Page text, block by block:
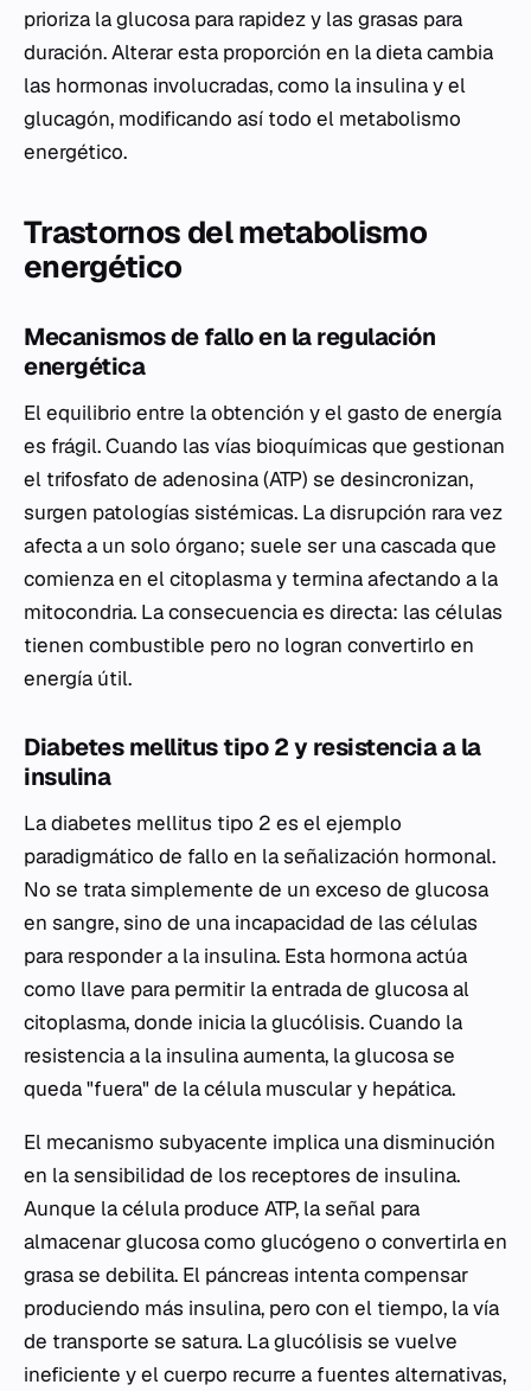
prioriza la glucosa para rapidez y las grasas para
duración. Alterar esta proporción en la dieta cambia
las hormonas involucradas, como la insulina y el
glucagón, modificando así todo el metabolismo
energético.
Trastornos del metabolismo
energético
Mecanismos de fallo en la regulación
energética
El equilibrio entre la obtención y el gasto de energía
es frágil. Cuando las vías bioquímicas que gestionan
el trifosfato de adenosina (ATP) se desincronizan,
surgen patologías sistémicas. La disrupción rara vez
afecta a un solo órgano; suele ser una cascada que
comienza en el citoplasma y termina afectando a la
mitocondria. La consecuencia es directa: las células
tienen combustible pero no logran convertirlo en
energía útil.
Diabetes mellitus tipo 2 y resistencia a la
insulina
La diabetes mellitus tipo 2 es el ejemplo
paradigmático de fallo en la señalización hormonal.
No se trata simplemente de un exceso de glucosa
en sangre, sino de una incapacidad de las células
para responder a la insulina. Esta hormona actúa
como llave para permitir la entrada de glucosa al
citoplasma, donde inicia la glucólisis. Cuando la
resistencia a la insulina aumenta, la glucosa se
queda "fuera" de la célula muscular y hepática.
El mecanismo subyacente implica una disminución
en la sensibilidad de los receptores de insulina.
Aunque la célula produce ATP, la señal para
almacenar glucosa como glucógeno o convertirla en
grasa se debilita. El páncreas intenta compensar
produciendo más insulina, pero con el tiempo, la vía
de transporte se satura. La glucólisis se vuelve
ineficiente y el cuerpo recurre a fuentes alternativas,